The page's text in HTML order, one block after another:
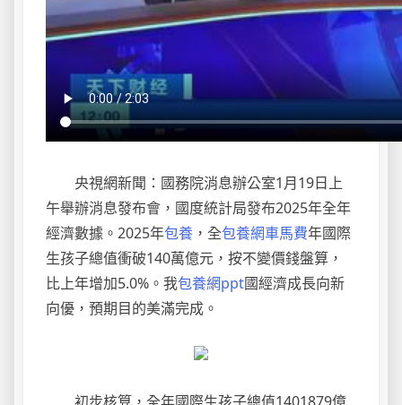
央視網新聞：國務院消息辦公室1月19日上
午舉辦消息發布會，國度統計局發布2025年全年
經濟數據。2025年包養 ，全包養網車馬費年國際
生孩子總值衝破140萬億元，按不變價錢盤算，
比上年增加5.0%。我包養網ppt國經濟成長向新
向優，預期目的美滿完成。